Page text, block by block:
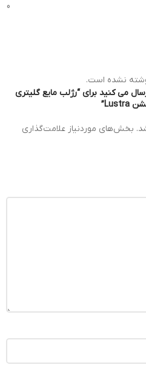
0
نشده است.
می کنید برای “رژلب مایع گلیتری
بخش‌های موردنیاز علامت‌گذاری